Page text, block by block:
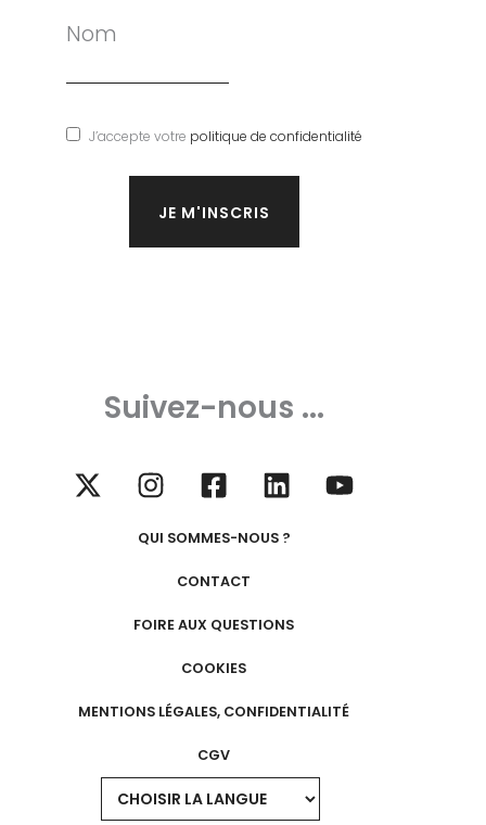
Nom
J’accepte votre politique de confidentialité
Suivez-nous ...
QUI SOMMES-NOUS ?
CONTACT
FOIRE AUX QUESTIONS
COOKIES
MENTIONS LÉGALES, CONFIDENTIALITÉ
CGV